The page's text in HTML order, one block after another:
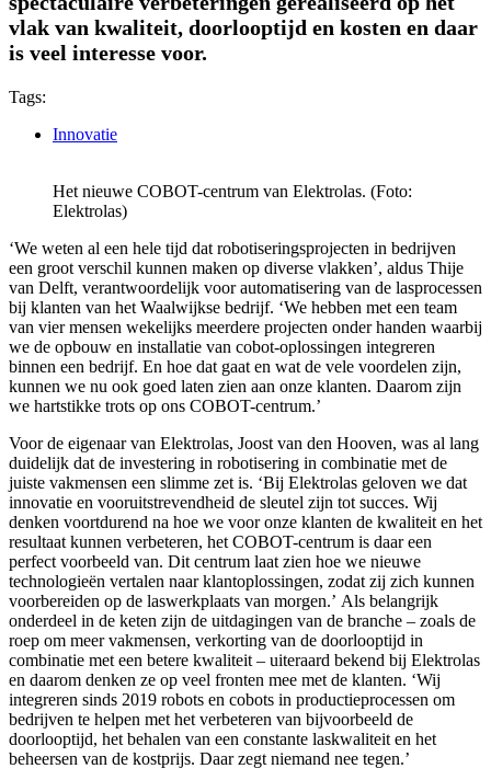
vlak van kwaliteit, doorlooptijd en kosten en daar
is veel interesse voor.
Tags:
Innovatie
Het nieuwe COBOT-centrum van Elektrolas. (Foto:
Elektrolas)
‘We weten al een hele tijd dat robotiseringsprojecten in bedrijven
een groot verschil kunnen maken op diverse vlakken’, aldus Thije
van Delft, verantwoordelijk voor automatisering van de lasprocessen
bij klanten van het Waalwijkse bedrijf. ‘We hebben met een team
van vier mensen wekelijks meerdere projecten onder handen waarbij
we de opbouw en installatie van cobot-oplossingen integreren
binnen een bedrijf. En hoe dat gaat en wat de vele voordelen zijn,
kunnen we nu ook goed laten zien aan onze klanten. Daarom zijn
we hartstikke trots op ons COBOT-centrum.’
Voor de eigenaar van Elektrolas, Joost van den Hooven, was al lang
duidelijk dat de investering in robotisering in combinatie met de
juiste vakmensen een slimme zet is. ‘Bij Elektrolas geloven we dat
innovatie en vooruitstrevendheid de sleutel zijn tot succes. Wij
denken voortdurend na hoe we voor onze klanten de kwaliteit en het
resultaat kunnen verbeteren, het COBOT-centrum is daar een
perfect voorbeeld van. Dit centrum laat zien hoe we nieuwe
technologieën vertalen naar klantoplossingen, zodat zij zich kunnen
voorbereiden op de laswerkplaats van morgen.’ Als belangrijk
onderdeel in de keten zijn de uitdagingen van de branche – zoals de
roep om meer vakmensen, verkorting van de doorlooptijd in
combinatie met een betere kwaliteit – uiteraard bekend bij Elektrolas
en daarom denken ze op veel fronten mee met de klanten. ‘Wij
integreren sinds 2019 robots en cobots in productieprocessen om
bedrijven te helpen met het verbeteren van bijvoorbeeld de
doorlooptijd, het behalen van een constante laskwaliteit en het
beheersen van de kostprijs. Daar zegt niemand nee tegen.’